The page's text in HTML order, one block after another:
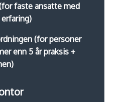
faste ansatte med
(for personer
enn 5 år praksis +